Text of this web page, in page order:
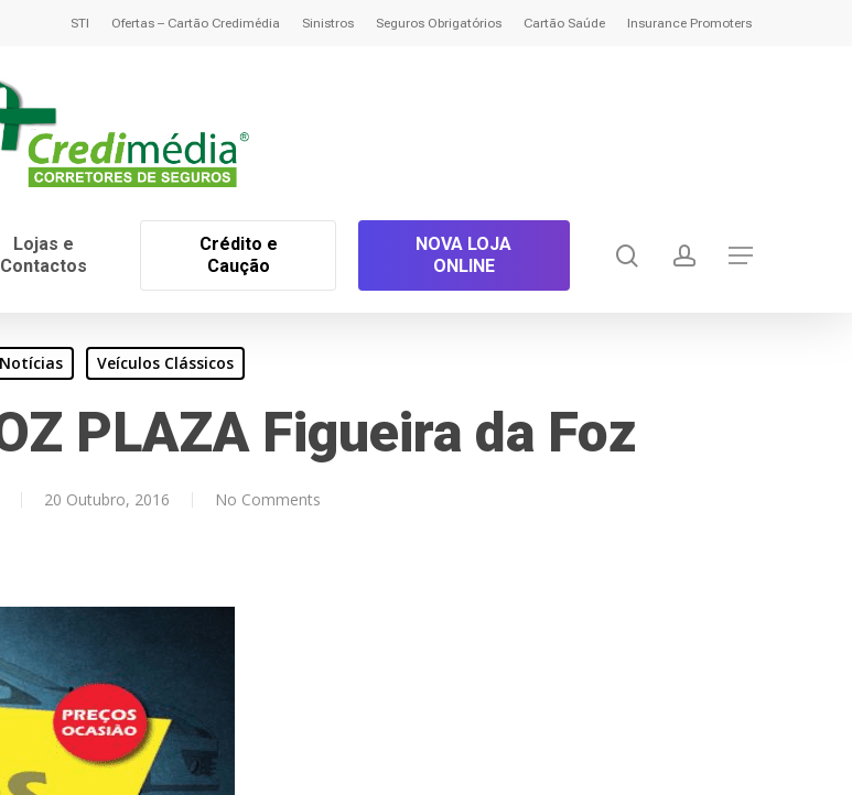
STI Ofertas – Cartão Credimédia Sinistros Seguros Obrigatórios Cartão Saúde Insurance Promoters
Lojas e
Contactos
Crédito e
Caução
NOVA LOJA
ONLINE
searchaccount
Menu
Notícias Veículos Clássicos
PLAZA Figueira da Foz
20 Outubro, 2016 No Comments